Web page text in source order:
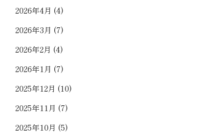
2026年4月 (4)
2026年3月 (7)
2026年2月 (4)
2026年1月 (7)
2025年12月 (10)
2025年11月 (7)
2025年10月 (5)